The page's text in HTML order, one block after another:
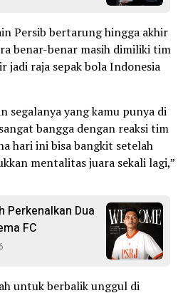
Persib bertarung hingga akhir
benar-benar masih dimiliki tim
jadi raja sepak bola Indonesia
segalanya yang kamu punya di
bangga dengan reaksi tim
hari ini bisa bangkit setelah
mentalitas juara sekali lagi,”
Perkenalkan Dua
FC
untuk berbalik unggul di